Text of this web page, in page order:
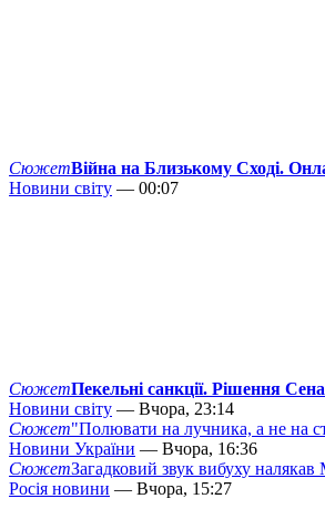
СюжетВійна на Близькому Сході.
Новини світу — 00:07
СюжетПекельні санкції. Рішення
Новини світу — Вчора, 23:14
Сюжет"Полювати на лучника, а не на
Новини України — Вчора, 16:36
СюжетЗагадковий звук вибуху
Росія новини — Вчора, 15:27